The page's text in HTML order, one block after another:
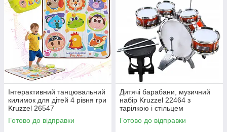
Інтерактивний танцювальний
килимок для дітей 4 рівня гри
Kruzzel 26547
Готово до відправки
Дитячі барабани, музичний
набір Kruzzel 22464 з
тарілкою і стільцем
Готово до відправки